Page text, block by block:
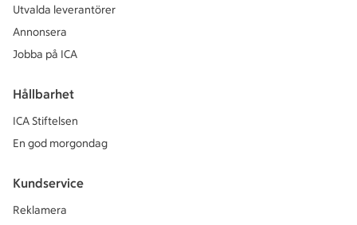
Utvalda leverantörer
Annonsera
Jobba på ICA
Hållbarhet
ICA Stiftelsen
En god morgondag
Kundservice
Reklamera